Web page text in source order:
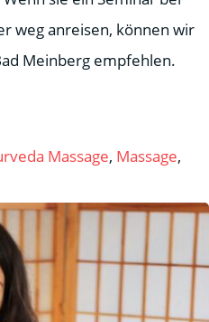
weg anreisen, können wir
Meinberg empfehlen.
Massage, Massage,